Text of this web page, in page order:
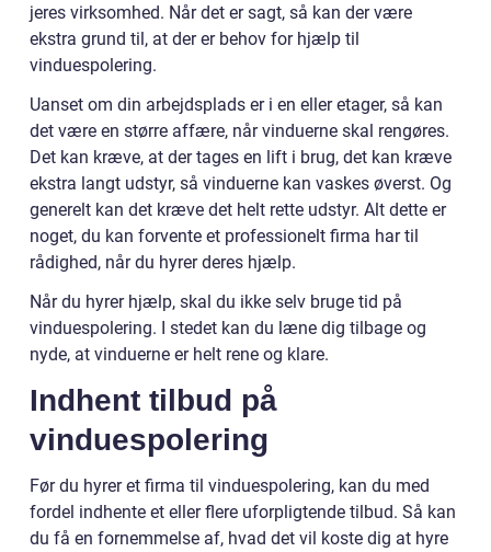
jeres virksomhed. Når det er sagt, så kan der være
ekstra grund til, at der er behov for hjælp til
vinduespolering.
Uanset om din arbejdsplads er i en eller etager, så kan
det være en større affære, når vinduerne skal rengøres.
Det kan kræve, at der tages en lift i brug, det kan kræve
ekstra langt udstyr, så vinduerne kan vaskes øverst. Og
generelt kan det kræve det helt rette udstyr. Alt dette er
noget, du kan forvente et professionelt firma har til
rådighed, når du hyrer deres hjælp.
Når du hyrer hjælp, skal du ikke selv bruge tid på
vinduespolering. I stedet kan du læne dig tilbage og
nyde, at vinduerne er helt rene og klare.
Indhent tilbud på
vinduespolering
Før du hyrer et firma til vinduespolering, kan du med
fordel indhente et eller flere uforpligtende tilbud. Så kan
du få en fornemmelse af, hvad det vil koste dig at hyre